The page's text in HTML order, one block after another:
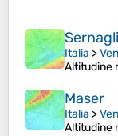
Italia >
Altitudine
Maser
Italia >
Altitudine